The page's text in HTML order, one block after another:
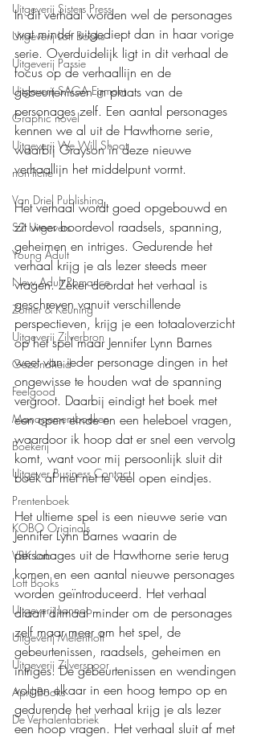
Uitgeverij Sisters Press
Uitgeverij Loft Books
Uitgeverij Passie
Uitgeverij SAGA Egmont
Graphic novel
Uitgeverij We Will Shoot
non-fictie
Van Driel Publishing
S2 Uitgevers
Young Adult
New Adult Romance
Zomer & Keuning
Uitgeverij Zilverbron
Gezondheid
Feelgood
Managementboeken
Boekerij
Uitgever Business Contact
Prentenboek
KOBO Originals
VBK Lab
Loft Books
Uitgeverij Lannoo
Uitgeverij Melenhoff
Uitgeverij Zilverspoor
April Books
De Verhalenfabriek
In dit verhaal worden wel de personages
wat minder uitgediept dan in haar vorige
serie. Overduidelijk ligt in dit verhaal de
focus op de verhaallijn en de
gebeurtenissen in plaats van de
personages zelf. Een aantal personages
kennen we al uit de Hawthorne serie,
waarbij Grayson in deze nieuwe
verhaallijn het middelpunt vormt.
Het verhaal wordt goed opgebouwd en
zit weer boordevol raadsels, spanning,
geheimen en intriges. Gedurende het
verhaal krijg je als lezer steeds meer
vragen. Zeker doordat het verhaal is
geschreven vanuit verschillende
perspectieven, krijg je een totaaloverzicht
op het spel maar Jennifer Lynn Barnes
weet van ieder personage dingen in het
ongewisse te houden wat de spanning
vergroot. Daarbij eindigt het boek met
een open einde en een heleboel vragen,
waardoor ik hoop dat er snel een vervolg
komt, want voor mij persoonlijk sluit dit
boek af met net te veel open eindjes.
Het ultieme spel is een nieuwe serie van
Jennifer Lynn Barnes waarin de
personages uit de Hawthorne serie terug
komen en een aantal nieuwe personages
worden geïntroduceerd. Het verhaal
draait ditmaal minder om de personages
zelf maar meer om het spel, de
gebeurtenissen, raadsels, geheimen en
intriges. De gebeurtenissen en wendingen
volgen elkaar in een hoog tempo op en
gedurende het verhaal krijg je als lezer
een hoop vragen. Het verhaal sluit af met